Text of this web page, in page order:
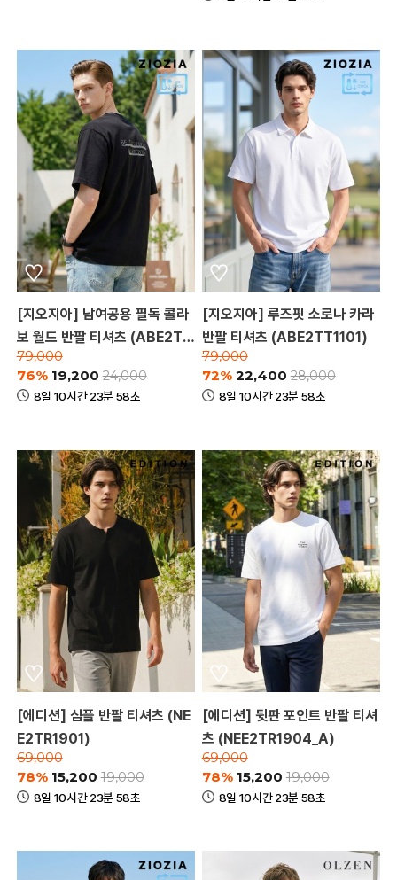
[지오지아] 남여공용 필독 콜라
보 월드 반팔 티셔츠 (ABE2TR
3184)
79,000
76% 19,200 24,000
8일 10시간 23분 58초
[지오지아] 루즈핏 소로나 카라
반팔 티셔츠 (ABE2TT1101)
79,000
72% 22,400 28,000
8일 10시간 23분 58초
[에디션] 심플 반팔 티셔츠 (NE
E2TR1901)
69,000
78% 15,200 19,000
8일 10시간 23분 58초
[에디션] 뒷판 포인트 반팔 티셔
츠 (NEE2TR1904_A)
69,000
78% 15,200 19,000
8일 10시간 23분 58초